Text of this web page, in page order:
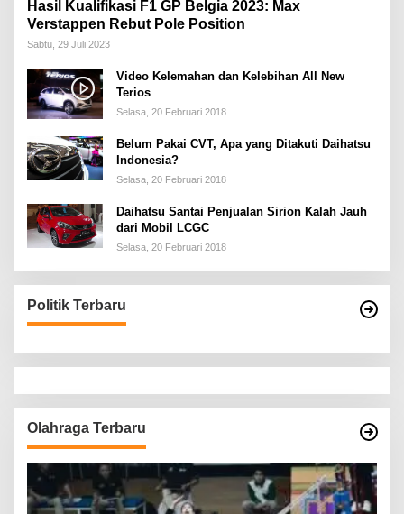
Hasil Kualifikasi F1 GP Belgia 2023: Max
Verstappen Rebut Pole Position
Sabtu, 29 Juli 2023
Video Kelemahan dan Kelebihan All New
Terios
Selasa, 20 Februari 2018
Belum Pakai CVT, Apa yang Ditakuti Daihatsu
Indonesia?
Selasa, 20 Februari 2018
Daihatsu Santai Penjualan Sirion Kalah Jauh
dari Mobil LCGC
Selasa, 20 Februari 2018
Politik Terbaru
Olahraga Terbaru